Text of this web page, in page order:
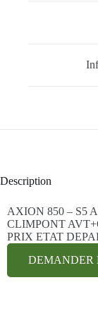
Description
AXION 850 – S5
CLIMPONT
PRIX ETAT
DEMANDER